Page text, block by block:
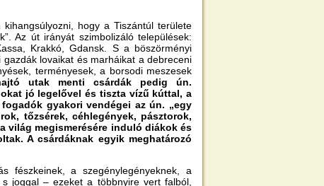
hogy a Tiszántúl területe
Az út irányát szimbolizáló települések:
Krakkó, Gdansk. S a böszörményi
lovaikat és marháikat a debreceni
terményesek, a borsodi meszesek
utak menti csárdák pedig ún.
jó legelővel és tiszta vízű kúttal, a
gyakori vendégei az ún. „egy
tőzsérek, céhlegények, pásztorok,
világ megismerésére induló diákok és
A csárdáknak egyik meghatározó
fészkeinek, a szegénylegényeknek, a
joggal – ezeket a többnyire vert falból,